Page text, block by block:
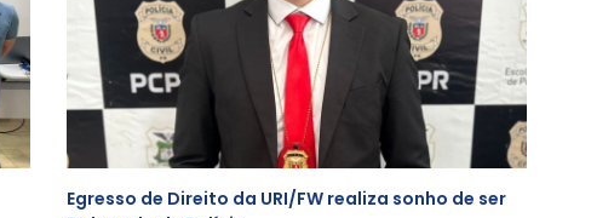
Egresso de Direito da URI/FW realiza sonho de ser